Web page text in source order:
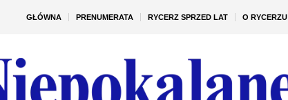
GŁÓWNA PRENUMERATA RYCERZ SPRZED LAT O RYCERZU